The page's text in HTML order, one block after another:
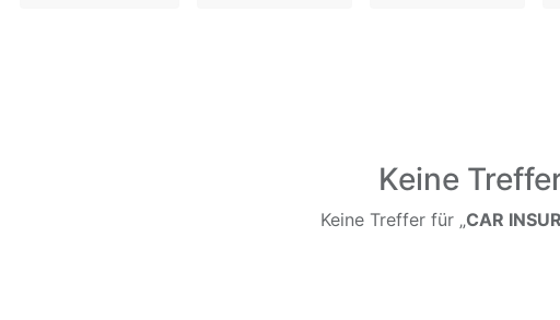
Keine
Keine Treffer für „CAR